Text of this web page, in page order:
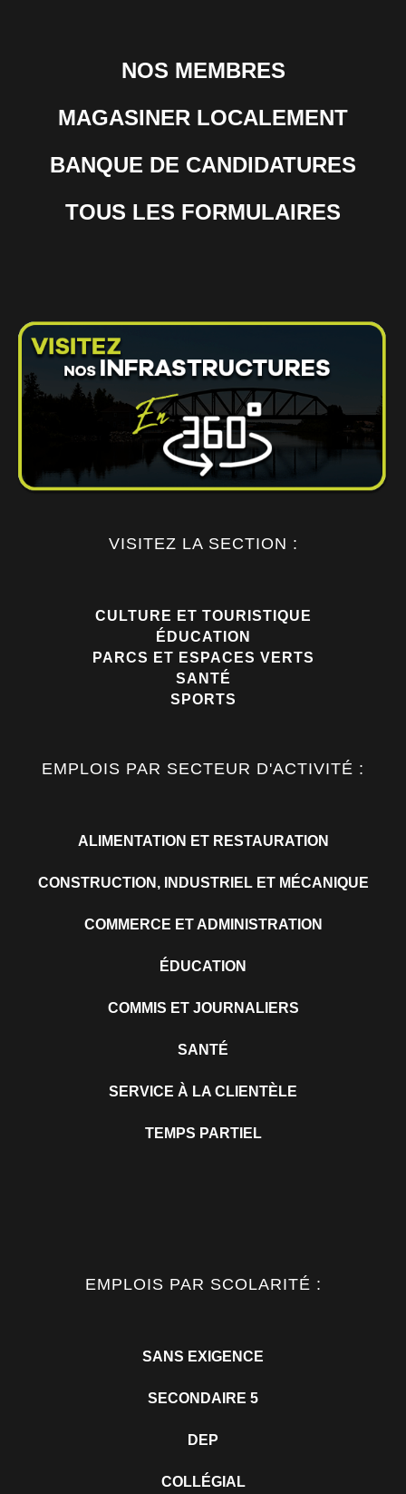
NOS MEMBRES
MAGASINER LOCALEMENT
BANQUE DE CANDIDATURES
TOUS LES FORMULAIRES
VISITEZ LA SECTION :
CULTURE ET TOURISTIQUE
ÉDUCATION
PARCS ET ESPACES VERTS
SANTÉ
SPORTS
EMPLOIS PAR SECTEUR D'ACTIVITÉ :
ALIMENTATION ET RESTAURATION
CONSTRUCTION, INDUSTRIEL ET MÉCANIQUE
COMMERCE ET ADMINISTRATION
ÉDUCATION
COMMIS ET JOURNALIERS
SANTÉ
SERVICE À LA CLIENTÈLE
TEMPS PARTIEL
EMPLOIS PAR SCOLARITÉ :
SANS EXIGENCE
SECONDAIRE 5
DEP
COLLÉGIAL